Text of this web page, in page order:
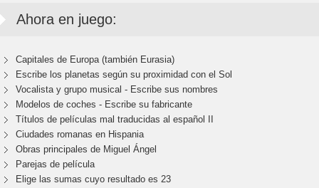
Ahora en juego:
Capitales de Europa (también Eurasia)
Escribe los planetas según su proximidad con el Sol
Vocalista y grupo musical - Escribe sus nombres
Modelos de coches - Escribe su fabricante
Títulos de películas mal traducidas al español II
Ciudades romanas en Hispania
Obras principales de Miguel Ángel
Parejas de película
Elige las sumas cuyo resultado es 23